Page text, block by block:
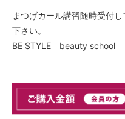
まつげカール講習随時受付
下さい。
BE STYLE beauty school